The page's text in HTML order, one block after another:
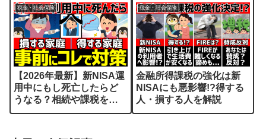
税金・社会保険
【2026年最新】新NISA運
用中にもし死亡したらど
うなる？相続や課税を解
説
税金・社会保険
金融所得課税の強化は新
NISAにも悪影響!?得する
人・損する人を解説